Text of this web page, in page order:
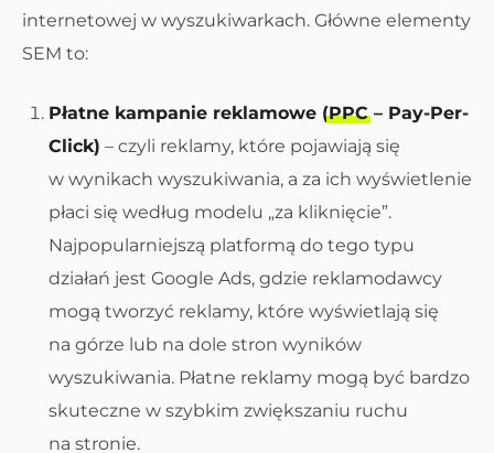
internetowej w wyszukiwarkach. Główne elementy
SEM to:
Płatne kampanie reklamowe (PPC– Pay-Per-
Click) – czyli reklamy, które pojawiają się
w wynikach wyszukiwania, a za ich wyświetlenie
płaci się według modelu „za kliknięcie”.
Najpopularniejszą platformą do tego typu
działań jest Google Ads, gdzie reklamodawcy
mogą tworzyć reklamy, które wyświetlają się
na górze lub na dole stron wyników
wyszukiwania. Płatne reklamy mogą być bardzo
skuteczne w szybkim zwiększaniu ruchu
na stronie.